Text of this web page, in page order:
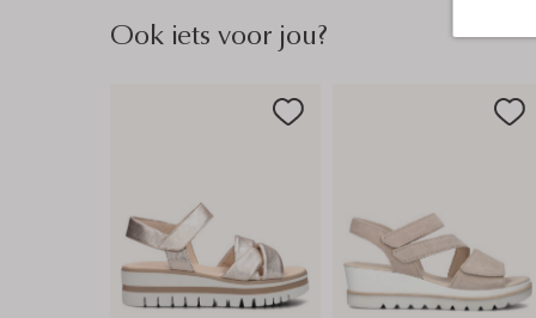
Ook iets voor jou?